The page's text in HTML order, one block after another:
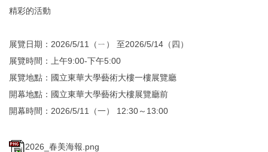
精彩的活動
展覽日期：2026/5/11（ㄧ） 至2026/5/14（四）
展覽時間：上午9:00-下午5:00
展覽地點：國立東華大學藝術大樓一樓展覽廳
開幕地點：國立東華大學藝術大樓展覽廳前
開幕時間：2026/5/11（一） 12:30～13:00
2026_春美海報.png